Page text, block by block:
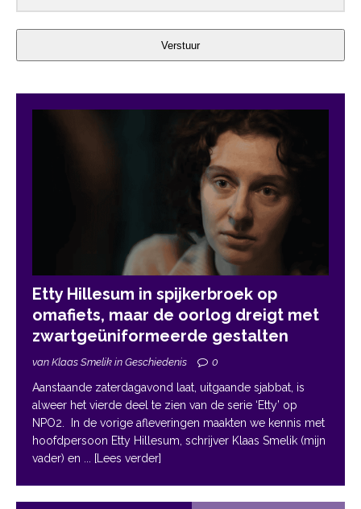
Verstuur
Etty Hillesum in spijkerbroek op
omafiets, maar de oorlog dreigt met
zwartgeüniformeerde gestalten
van Klaas Smelik in Geschiedenis 0
Aanstaande zaterdagavond laat, uitgaande sjabbat, is
alweer het vierde deel te zien van de serie ‘Etty’ op
NPO2. In de vorige afleveringen maakten we kennis met
hoofdpersoon Etty Hillesum, schrijver Klaas Smelik (mijn
vader) en
... [Lees verder]